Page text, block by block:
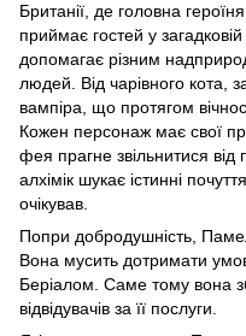
Британії, де головна
приймає гостей у загадковій
допомагає різним
людей. Від чарівного кота,
вампіра, що протягом
Кожен персонаж має свої
фея прагне звільнитися від
алхімік шукає істинні
очікував.
Попри добродушність,
Вона мусить дотримати
Беріалом. Саме тому вона
відвідувачів за її послуги.